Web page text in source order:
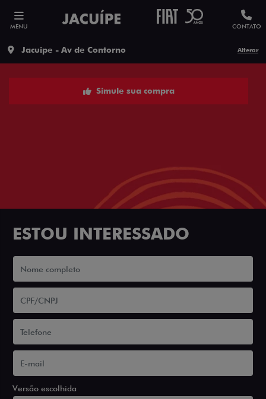
MENU CONTATO
Jacuipe - Av de Contorno Alterar
ESTOU INTERESSADO
Versão escolhida
Simule sua compra